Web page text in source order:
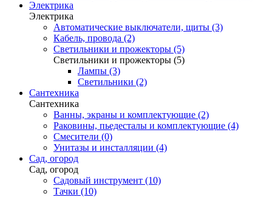
Электрика
Электрика
Автоматические выключатели, щиты (3)
Кабель, провода (2)
Светильники и прожекторы (5)
Светильники и прожекторы (5)
Лампы (3)
Светильники (2)
Сантехника
Сантехника
Ванны, экраны и комплектующие (2)
Раковины, пьедесталы и комплектующие (4)
Смесители (0)
Унитазы и инсталляции (4)
Сад, огород
Сад, огород
Садовый инструмент (10)
Тачки (10)